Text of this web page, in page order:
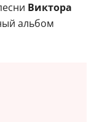
Виктора
альбом